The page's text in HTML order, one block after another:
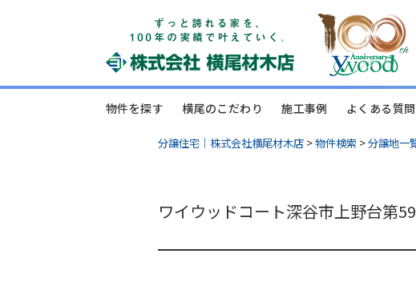
物件を探す 横尾のこだわり 施工事例 よくある質問
分譲住宅｜株式会社横尾材木店 >物件検索 >分譲地一
ワイウッドコート深谷市上野台第